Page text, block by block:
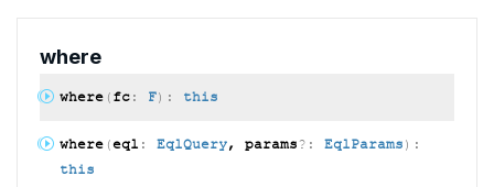
where
where (fc: F) : this
where (eql : EqlQuery, params?: EqlParams) :
this